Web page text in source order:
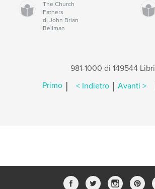
The Church
Fathers
di John Brian
Beilman
981-1000 di 149544 Libri
Primo | < Indietro | Avanti >